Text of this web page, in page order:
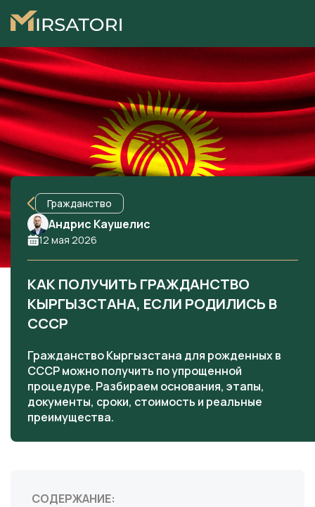
Гражданство
Андрис Каушелис
12 мая 2026
КАК ПОЛУЧИТЬ ГРАЖДАНСТВО
КЫРГЫЗСТАНА, ЕСЛИ РОДИЛИСЬ В
СССР
Гражданство Кыргызстана для рожденных в
СССР можно получить по упрощенной
процедуре. Разбираем основания, этапы,
документы, сроки, стоимость и реальные
преимущества.
СОДЕРЖАНИЕ: